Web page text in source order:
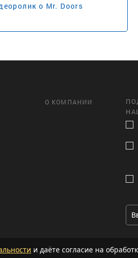
о Mr. Doors
О КОМПАНИИ
и даёте согласие на